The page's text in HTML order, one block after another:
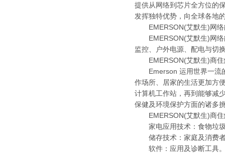
提供从网络到芯片全方位的
发挥独特优势，向全球各地
EMERSON(艾默生)网络
EMERSON(艾默生)网络
监控、户外电源、配电与切
EMERSON(艾默生)商住
Emerson 运用世界一流的
作场所、居家的生活更加方
计算机工作站，再到能够减
保健及环境保护方面的诸多
EMERSON(艾默生)商住
家电应用技术：食物垃圾
储存技术：家庭及消费
软件：应用及诊断工具​